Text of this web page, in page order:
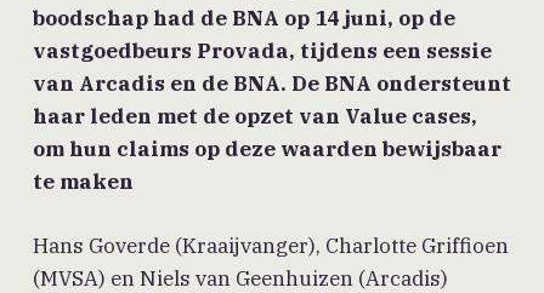
boodschap had de BNA op 14 juni, op de
vastgoedbeurs Provada, tijdens een sessie
van Arcadis en de BNA. De BNA ondersteunt
haar leden met de opzet van Value cases,
om hun claims op deze waarden bewijsbaar
te maken
Hans Goverde (Kraaijvanger), Charlotte Griffioen
(MVSA) en Niels van Geenhuizen (Arcadis)